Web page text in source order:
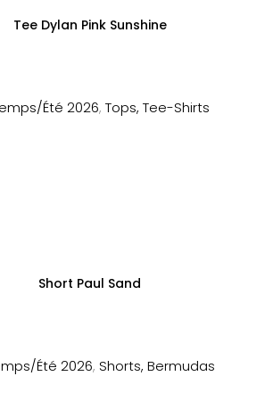
Tee Dylan Pink Sunshine
Été 2026, Tops, Tee-Shirts
Short Paul Sand
Été 2026, Shorts, Bermudas